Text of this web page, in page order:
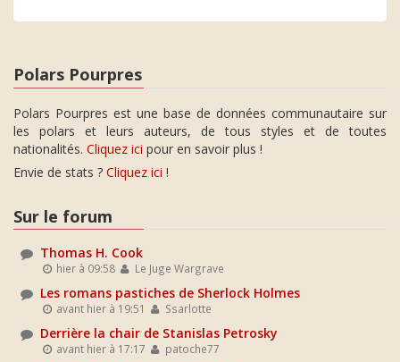
Polars Pourpres
Polars Pourpres est une base de données communautaire sur
les polars et leurs auteurs, de tous styles et de toutes
nationalités. Cliquez ici pour en savoir plus !
Envie de stats ? Cliquez ici !
Sur le forum
Thomas H. Cook
hier à 09:58 Le Juge Wargrave
Les romans pastiches de Sherlock Holmes
avant hier à 19:51 Ssarlotte
Derrière la chair de Stanislas Petrosky
avant hier à 17:17 patoche77